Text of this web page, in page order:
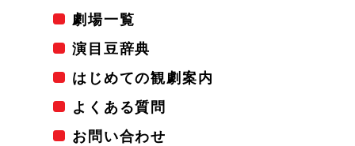
劇場一覧
演目豆辞典
はじめての観劇案内
よくある質問
お問い合わせ